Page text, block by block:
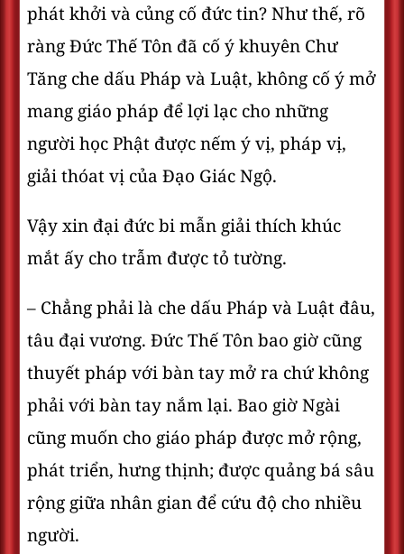
phát khởi và củng cố đức tin? Như thế, rõ
ràng Đức Thế Tôn đã cố ý khuyên Chư
Tăng che dấu Pháp và Luật, không cố ý mở
mang giáo pháp để lợi lạc cho những
người học Phật được nếm ý vị, pháp vị,
giải thóat vị của Đạo Giác Ngộ.
Vậy xin đại đức bi mẫn giải thích khúc
mắt ấy cho trẫm được tỏ tường.
– Chẳng phải là che dấu Pháp và Luật đâu,
tâu đại vương. Đức Thế Tôn bao giờ cũng
thuyết pháp với bàn tay mở ra chứ không
phải với bàn tay nắm lại. Bao giờ Ngài
cũng muốn cho giáo pháp được mở rộng,
phát triển, hưng thịnh; được quảng bá sâu
rộng giữa nhân gian để cứu độ cho nhiều
người.